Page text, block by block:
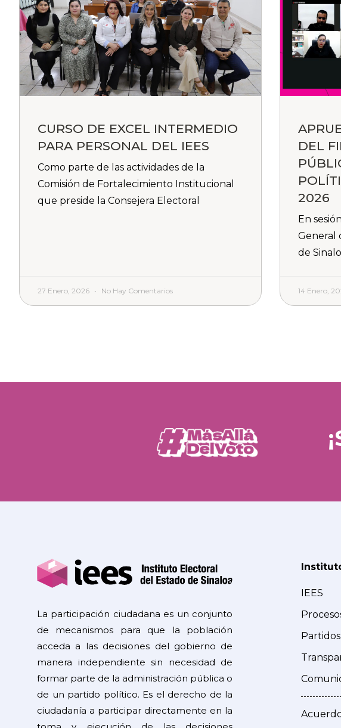
CURSO DE EXCEL INTERMEDIO
PARA PERSONAL DEL IEES
Como parte de las actividades de la
Comisión de Fortalecimiento Institucional
que preside la Consejera Electoral
27 Enero, 2026 No Hay Comentarios
DEL
2026
En
General
de
14 Enero,
La participación ciudadana es un conjunto
de mecanismos para que la población
acceda a las decisiones del gobierno de
manera independiente sin necesidad de
formar parte de la administración pública o
de un partido político. Es el derecho de la
ciudadanía a participar directamente en la
IEES